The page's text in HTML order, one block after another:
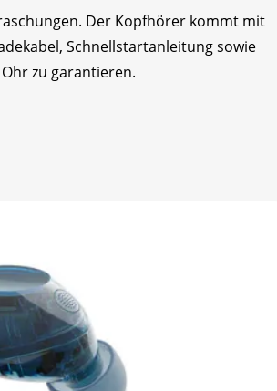
Der Kopfhörer kommt mit
Schnellstartanleitung sowie
zu garantieren.